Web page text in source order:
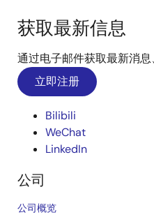
获取最新信息
通过电子邮件获取最新消息
立即注册
Bilibili
WeChat
LinkedIn
公司
公司概览